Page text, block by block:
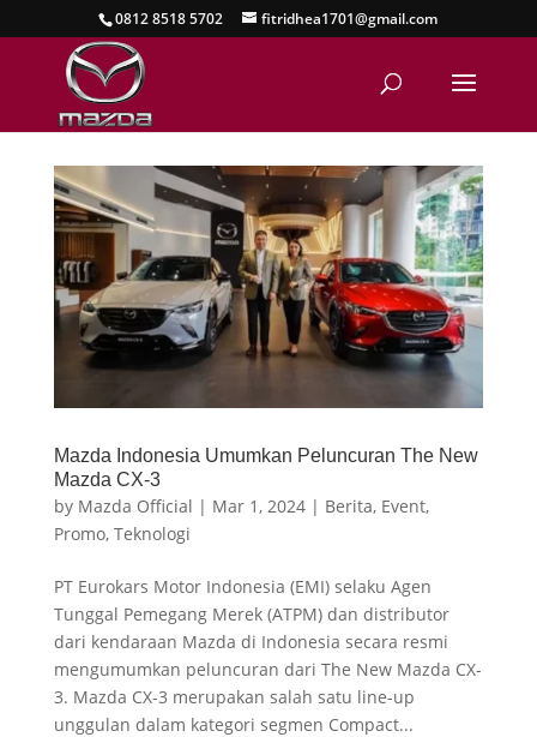
0812 8518 5702 fitridhea1701@gmail.com
Mazda Indonesia Umumkan Peluncuran The New
Mazda CX-3
by Mazda Official | Mar 1, 2024| Berita, Event,
Promo, Teknologi
PT Eurokars Motor Indonesia (EMI) selaku Agen
Tunggal Pemegang Merek (ATPM) dan distributor
dari kendaraan Mazda di Indonesia secara resmi
mengumumkan peluncuran dari The New Mazda CX-
3. Mazda CX-3 merupakan salah satu line-up
unggulan dalam kategori segmen Compact...